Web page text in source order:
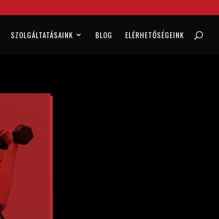
SZOLGÁLTATÁSAINK BLOG ELÉRHETŐSÉGEINK